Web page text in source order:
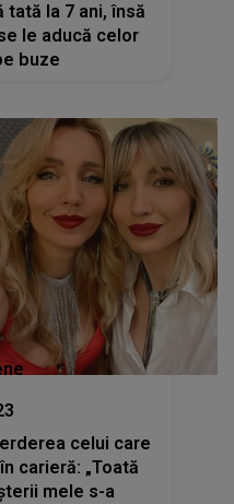
tată la 7 ani, însă
le aducă celor
buze
celui care
carieră: „Toată
mele s-a